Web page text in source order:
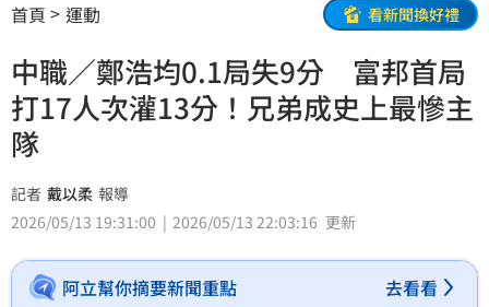
首頁 運動 看新聞換好禮
中職／鄭浩均0.1局失9分 富邦首局
打17人次灌13分！兄弟成史上最慘主
隊
記者 戴以柔 報導
2026/05/13 19:31:00
2026/05/13 22:03:16 更新
阿立幫你摘要新聞重點 去看看